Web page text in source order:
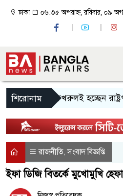
ঢাকা ০৬:৩৫ অপরাহ্ন, রবিবার, ০৯
শিরোনাম
মির্জা ফখরুলই হচ্ছেন
রাজনীতি,সংবাদ বিজ্ঞপ্তি
ইফা ডিজি বিতর্কে মুখোমুখি